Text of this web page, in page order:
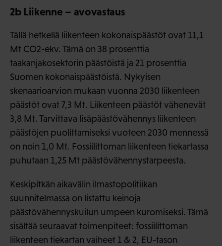
2b Liikenne – avovastaus
Tällä hetkellä liikenteen kokonaispäästöt ovat 11,1
Mt CO2-ekv. Tämä on 38 prosenttia
taakanjakosektorin päästöistä ja 21 prosenttia
Suomen kokonaispäästöistä. Nykyisen
skenaarioarvion mukaan vuonna 2030 liikenteen
päästöt ovat 7,3 Mt. Liikenteen päästöt vähenevät
3,8 Mt. Tarvittava lisäpäästövähennys liikenteen
päästöjen puolittamiseksi vuoteen 2030 mennessä
on noin 1,0 Mt. Fossiilittoman liikenteen tiekartassa
puhutaan 1,25 Mt päästövähennystarpeesta.
Keskipitkän aikavälin ilmastopolitiikan
suunnitelmassa on listattu keinoja
päästövähennyskuilun umpeen kuromiseksi. Tämä
sisältää seuraavat toimenpiteet: fossiilittoman
liikenteen tiekartan vaiheet 1 & 2, EU-tason